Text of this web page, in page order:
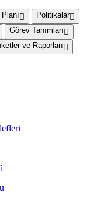
Politikalar
Görev Tanımları
ve Raporları